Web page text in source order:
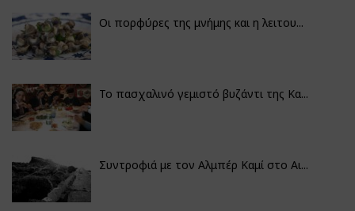
Οι πορφύρες της μνήμης και η λειτου...
Το πασχαλινό γεμιστό βυζάντι της Κα...
Συντροφιά με τον Αλμπέρ Καμί στο Αι...